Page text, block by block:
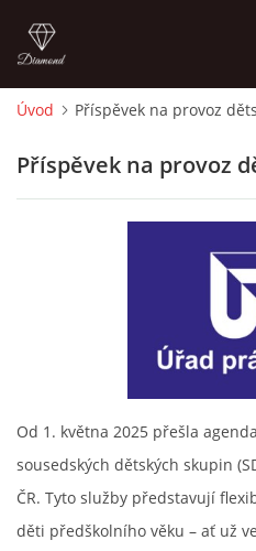
NAŠE FILOZOFIE
PŘÍSPĚVEK NA PROVOZ DĚTSKÉ
KONTAKT
AKTUALITY
Úvod Příspěvek na provoz
Příspěvek na provoz
Od 1. května 2025 přešla
sousedských dětských skupin
ČR. Tyto služby představují
děti předškolního věku – ať už